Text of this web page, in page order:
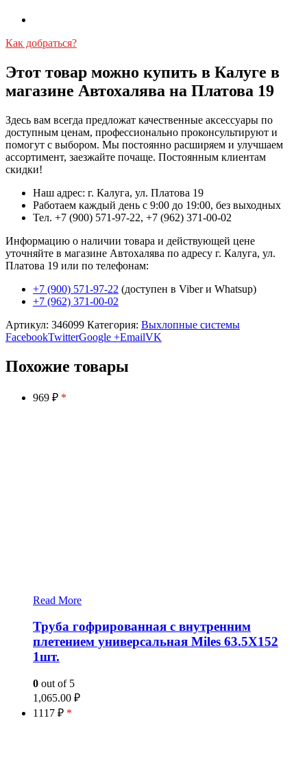
Как добраться?
Этот товар можно купить в Калуге в
магазине Автохалява на Платова 19
Здесь вам всегда предложат качественные аксессуары по
доступным ценам, профессионально проконсультируют и
помогут с выбором. Мы постоянно расширяем и улучшаем
ассортимент, заезжайте почаще. Постоянным клиентам
скидки!
Наш адрес: г. Калуга, ул. Платова 19
Работаем каждый день с 9:00 до 19:00, без выходных
Тел. +7 (900) 571-97-22, +7 (962) 371-00-02
Информацию о наличии товара и действующей цене
уточняйте в магазине Автохалява по адресу г. Калуга, ул.
Платова 19 или по телефонам:
+7 (900) 571-97-22 (доступен в Viber и Whatsup)
+7 (962) 371-00-02
Артикул: 346099 Категория: Выхлопные системы
FacebookTwitterGoogle +EmailVK
Похожие товары
969 ₽ *
Read More
Труба гофрированная с внутренним
плетением универсальная Miles 63.5X152
1шт.
0 out of 5
1,065.00 ₽
1117 ₽ *